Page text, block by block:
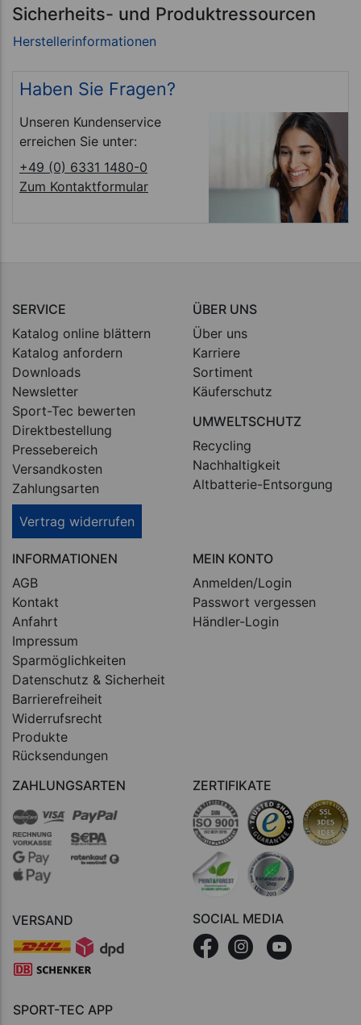
Sicherheits- und Produktressourcen
Haben Sie Fragen?
Unseren Kundenservice
erreichen Sie unter:
+49 (0) 6331 1480-0
Zum Kontaktformular
SERVICE
Katalog online blättern
Katalog anfordern
Downloads
Newsletter
Sport-Tec bewerten
Direktbestellung
Pressebereich
Versandkosten
Zahlungsarten
Vertrag widerrufen
ÜBER UNS
Über uns
Karriere
Sortiment
Käuferschutz
UMWELTSCHUTZ
Recycling
Nachhaltigkeit
Altbatterie-Entsorgung
INFORMATIONEN
AGB
Kontakt
Anfahrt
Impressum
Sparmöglichkeiten
Datenschutz & Sicherheit
Barrierefreiheit
Widerrufsrecht
Produkte
Rücksendungen
MEIN KONTO
Anmelden/Login
Passwort vergessen
Händler-Login
ZAHLUNGSARTEN
VERSAND
ZERTIFIKATE
SOCIAL MEDIA
SPORT-TEC APP